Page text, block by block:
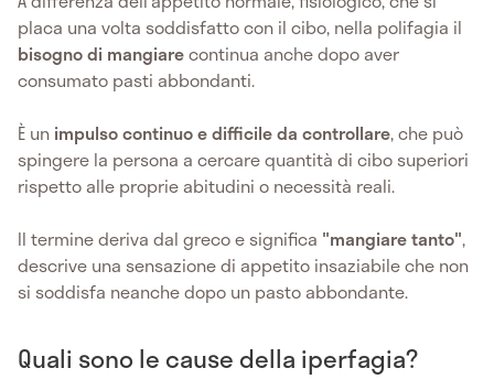
placa una volta soddisfatto con il cibo, nella polifagia il
bisogno di mangiarecontinua anche dopo aver
consumato pasti abbondanti.
È un impulso continuo e difficile da controllare, che può
spingere la persona a cercare quantità di cibo superiori
rispetto alle proprie abitudini o necessità reali.
Il termine deriva dal greco e significa "mangiare tanto",
descrive una sensazione di appetito insaziabile che non
si soddisfa neanche dopo un pasto abbondante.
Quali sono le cause della iperfagia?